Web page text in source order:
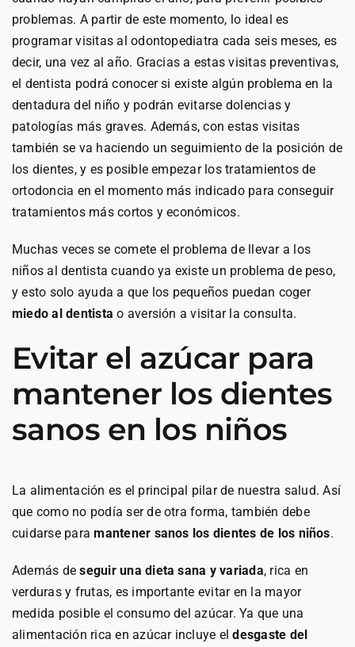
problemas. A partir de este momento, lo ideal es
programar visitas al odontopediatra cada seis meses, es
decir, una vez al año. Gracias a estas visitas preventivas,
el dentista podrá conocer si existe algún problema en la
dentadura del niño y podrán evitarse dolencias y
patologías más graves. Además, con estas visitas
también se va haciendo un seguimiento de la posición de
los dientes, y es posible empezar los tratamientos de
ortodoncia en el momento más indicado para conseguir
tratamientos más cortos y económicos.
Muchas veces se comete el problema de llevar a los
niños al dentista cuando ya existe un problema de peso,
y esto solo ayuda a que los pequeños puedan coger
miedo al dentista o aversión a visitar la consulta.
Evitar el azúcar para
mantener los dientes
sanos en los niños
La alimentación es el principal pilar de nuestra salud. Así
que como no podía ser de otra forma, también debe
cuidarse paramantener sanos los dientes de los niños.
Además deseguir una dieta sana y variada, rica en
verduras y frutas, es importante evitar en la mayor
medida posible el consumo del azúcar. Ya que una
alimentación rica en azúcar incluye eldesgaste del